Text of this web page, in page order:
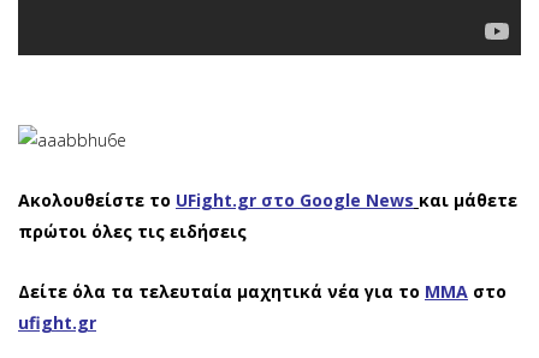
Ακολουθείστε το UFight.gr στο Google News και μάθετε
πρώτοι όλες τις ειδήσεις
Δείτε όλα τα τελευταία μαχητικά νέα για το ΜΜΑ στο
ufight.gr